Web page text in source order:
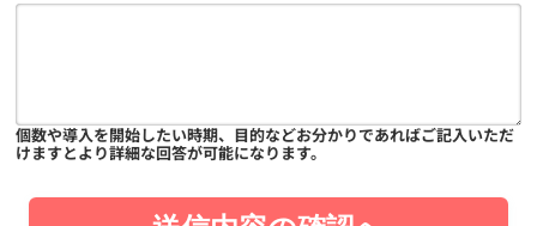
個数や導入を開始したい時期、目的などお分かりであればご記入いただ
けますとより詳細な回答が可能になります。